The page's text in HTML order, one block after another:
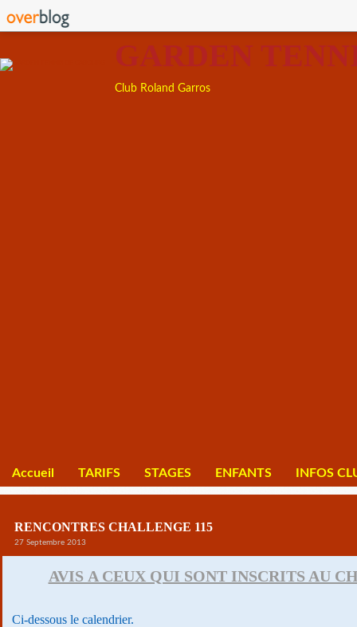
GARDEN
Club Roland Garros
Accueil TARIFS STAGES ENFANTS INFOS
RENCONTRES CHALLENGE 115
27 Septembre 2013
AVIS A CEUX QUI SONT INSCRITS AU
Ci-dessous le calendrier.